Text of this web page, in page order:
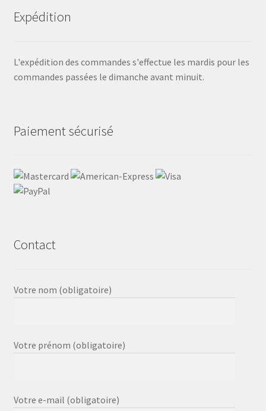
Expédition
L'expédition des commandes s'effectue les mardis pour les
commandes passées le dimanche avant minuit.
Paiement sécurisé
Contact
Votre nom (obligatoire)
Votre prénom (obligatoire)
Votre e-mail (obligatoire)